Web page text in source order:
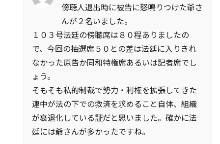
傍聴人退出時に被告に怒鳴りつけた爺さ
んが２名いました。
１０３号法廷の傍聴席は８０程ありましたの
で、今回の抽選席５０との差は法廷に入りきれ
なかった原告か同和特権席あるいは記者席でし
ょう。
そもそも私的制裁で勢力・利権を拡張してきた
連中が法の下での救済を求めること自体、組織
が衰退化している証だと思いました。確かに法
廷には爺さんが多かったですね。